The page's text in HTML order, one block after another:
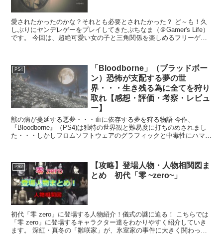
愛されたかったのかな？それとも必要とされたかった？ ど～も！久
しぶりにヤンデレゲーをプレイしてきたぷちなま（＠Gamer's Life）
です。 今回は、超絶可愛い女の子と三角関係を楽しめるフリーゲー
PS4
「Bloodborne」（ブラッドボー
ン）恐怖が支配する夢の世
界・・・生き残る為に全てを狩り
取れ【感想・評価・考察・レビュ
ー】
獣の病が蔓延する悪夢・・・血に依存する夢を狩る物語 今作、
『Bloodborne』（PS4)は独特の世界観と難易度に打ちのめされまし
た・・・しかしフロムソフトウェアのグラフィックと中毒性にハマっ
PS2
【攻略】登場人物・人物相関図ま
とめ 初代「零 ~zero~」
初代「零 zero」に登場する人物紹介！儀式の謎に迫る！ こちらでは
「零 zero」に登場するキャラクター達をわかりやすく紹介していき
ます。 深紅・真冬の「雛咲家」が、氷室家の事件に大きく関わって